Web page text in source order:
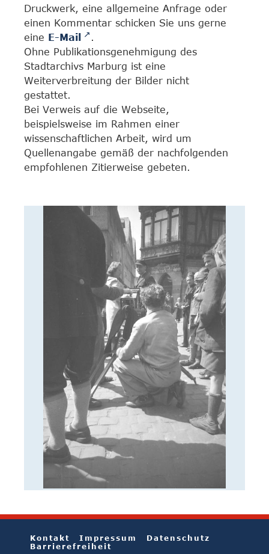
Druckwerk, eine allgemeine Anfrage oder
einen Kommentar schicken Sie uns gerne
eine E-Mail
.
Ohne Publikationsgenehmigung des
Stadtarchivs Marburg ist eine
Weiterverbreitung der Bilder nicht
gestattet.
Bei Verweis auf die Webseite,
beispielsweise im Rahmen einer
wissenschaftlichen Arbeit, wird um
Quellenangabe gemäß der nachfolgenden
empfohlenen Zitierweise gebeten.
Kontakt Impressum
Datenschutz
Barrierefreiheit